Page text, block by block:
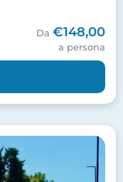
Da €148,00
a persona